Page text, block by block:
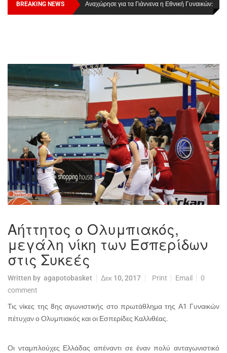
BREAKING NEWS
Οι Πάνθηρες Καβάλας στην Women Basketball
League 1
Αναχώρησε για τα Γιάννενα η Εθνική Γυναικών:
Αήττητος ο Ολυμπιακός,
μεγάλη νίκη των Εσπερίδων
στις Συκεές
Written by agapotobasket Δεκ 10, 2017 Print Email
0
comment
Τις νίκες της 8ης αγωνιστικής στο πρωτάθλημα της Α1 Γυναικών
πέτυχαν ο Ολυμπιακός και οι Εσπερίδες Καλλιθέας.
Οι νταμπλούχες Ελλάδας απέναντι σε έναν πολύ ανταγωνιστικό